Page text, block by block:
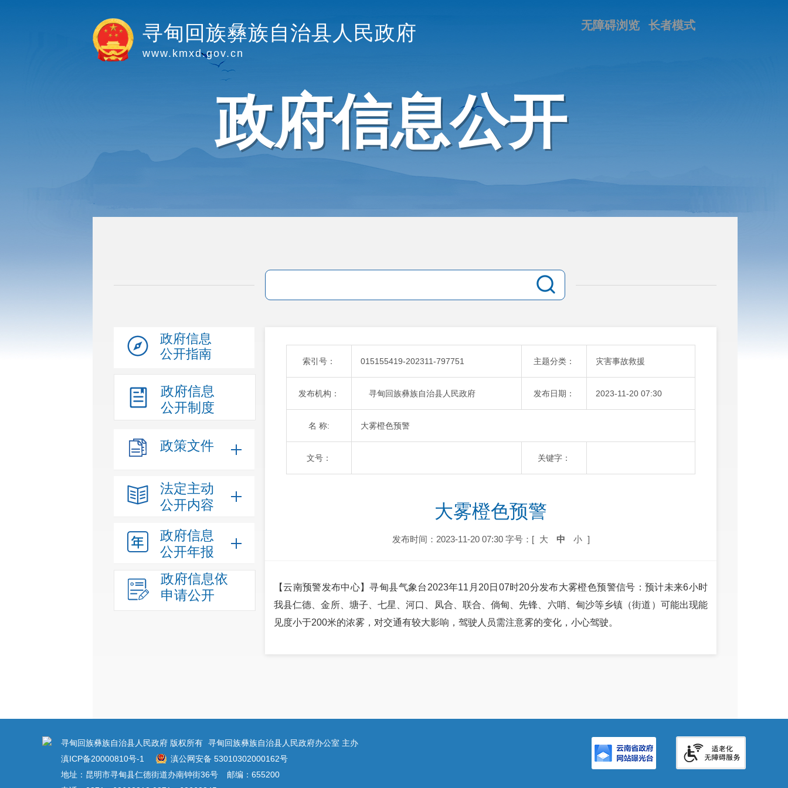
长者模式
无障碍浏览
寻甸回族彝族自治县人民政府
www.kmxd.gov.cn
政府信息公开
政府信息
公开指南
政府信息
公开制度
政策文件
法定主动
公开内容
政府信息
公开年报
政府信息依
申请公开
索引号： 015155419-202311-797751 主题分类： 灾害事故救援
发布机构： 寻甸回族彝族自治县人民政府 发布日期： 2023-11-20 07:30
名 称: 大雾橙色预警
文号： 关键字：
大雾橙色预警
发布时间：2023-11-20 07:30 字号：[ 大 中 小 ]
【云南预警发布中心】寻甸县气象台2023年11月20日07时20分发布大雾橙色预警信号：预计未来6小时
我县仁德、金所、塘子、七星、河口、凤合、联合、倘甸、先锋、六哨、甸沙等乡镇（街道）可能出现能
见度小于200米的浓雾，对交通有较大影响，驾驶人员需注意雾的变化，小心驾驶。
寻甸回族彝族自治县人民政府 版权所有 寻甸回族彝族自治县人民政府办公室 主办
滇ICP备20000810号-1
滇公网安备 53010302000162号
地址：昆明市寻甸县仁德街道办南钟街36号
邮编：655200